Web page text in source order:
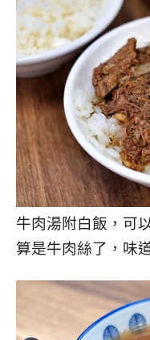
牛肉湯附白飯，可
算是牛肉絲了，味